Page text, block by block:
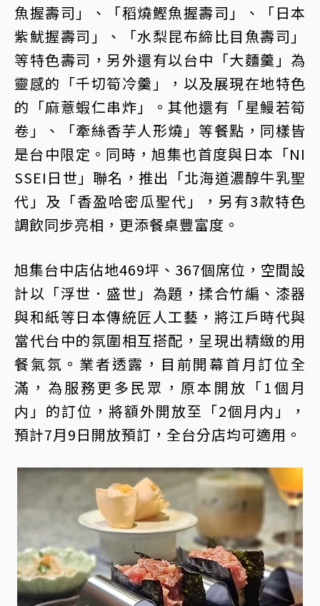
魚握壽司」、「稻燒鰹魚握壽司」、「日本
紫魷握壽司」、「水梨昆布締比目魚壽司」
等特色壽司，另外還有以台中「大麵羹」為
靈感的「千切筍冷羹」，以及展現在地特色
的「麻薏蝦仁串炸」。其他還有「星鰻若筍
卷」、「牽絲香芋人形燒」等餐點，同樣皆
是台中限定。同時，旭集也首度與日本「NI
SSEI日世」聯名，推出「北海道濃醇牛乳聖
代」及「香盈哈密瓜聖代」，另有3款特色
調飲同步亮相，更添餐桌豐富度。
旭集台中店佔地469坪、367個席位，空間設
計以「浮世．盛世」為題，揉合竹編、漆器
與和紙等日本傳統匠人工藝，將江戶時代與
當代台中的氛圍相互搭配，呈現出精緻的用
餐氣氛。業者透露，目前開幕首月訂位全
滿，為服務更多民眾，原本開放「1個月
内」的訂位，將額外開放至「2個月内」，
預計7月9日開放預訂，全台分店均可適用。